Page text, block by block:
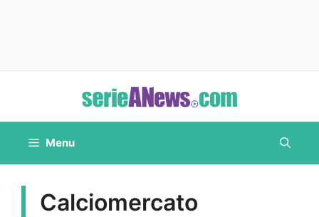
contenuto
Menu
Calciomercato